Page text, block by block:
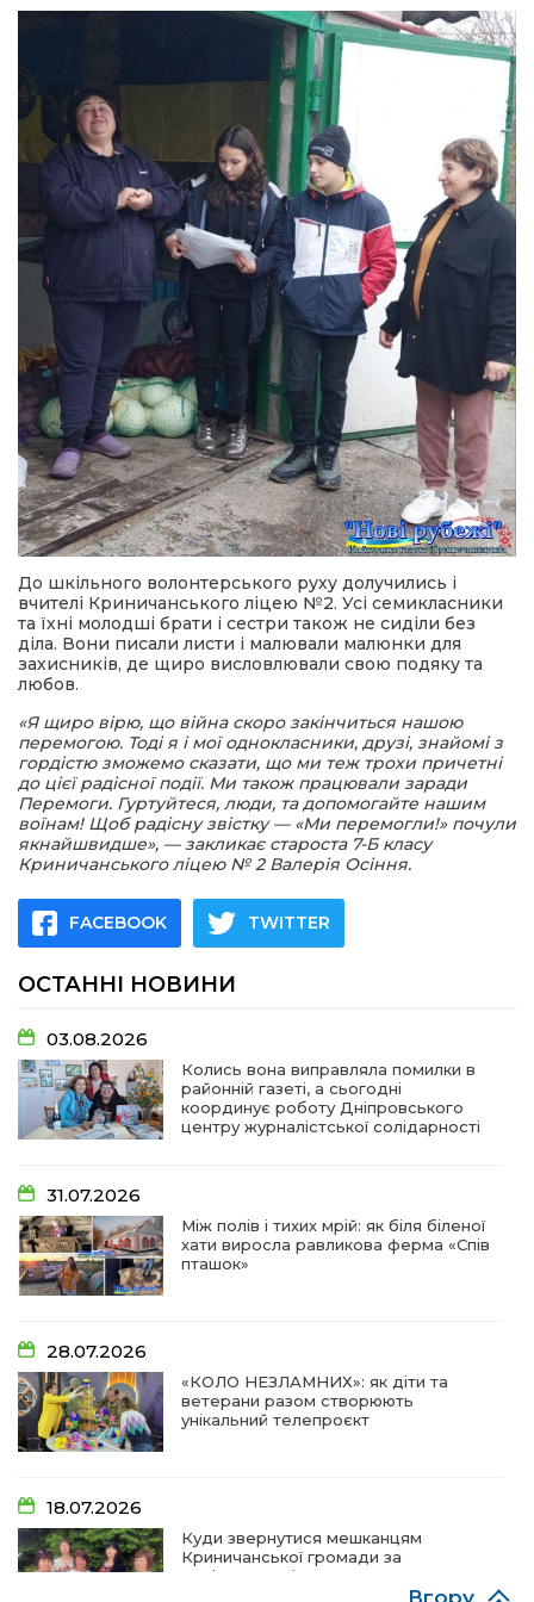
До шкільного волонтерського руху долучились і
вчителі Криничанського ліцею №2. Усі семикласники
та їхні молодші брати і сестри також не сиділи без
діла. Вони писали листи і малювали малюнки для
захисників, де щиро висловлювали свою подяку та
любов.
«Я щиро вірю, що війна скоро закінчиться нашою
перемогою. Тоді я і мої однокласники, друзі, знайомі з
гордістю зможемо сказати, що ми теж трохи причетні
до цієї радісної події. Ми також працювали заради
Перемоги. Гуртуйтеся, люди, та допомогайте нашим
воїнам! Щоб радісну звістку — «Ми перемогли!» почули
якнайшвидше», — закликає староста 7-Б класу
Криничанського ліцею № 2 Валерія Осіння.
FACEBOOK TWITTER
ОСТАННІ НОВИНИ
03.08.2026
Колись вона виправляла помилки в
районній газеті, а сьогодні
координує роботу Дніпровського
центру журналістської солідарності
31.07.2026
Між полів і тихих мрій: як біля біленої
хати виросла равликова ферма «Спів
пташок»
28.07.2026
«КОЛО НЕЗЛАМНИХ»: як діти та
ветерани разом створюють
унікальний телепроєкт
18.07.2026
Куди звернутися мешканцям
Криничанської громади за
соціальною підтримкою